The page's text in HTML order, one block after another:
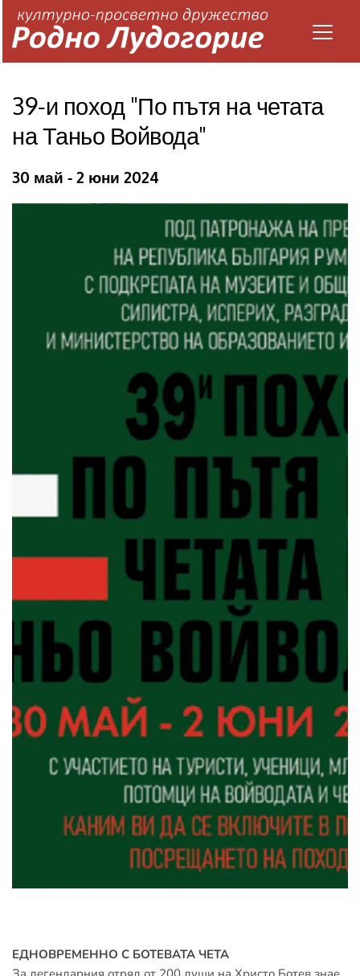
39-и поход "По пътя на четата
на Таньо Войвода"
30 май - 2 юни 2024
ЕДНОВРЕМЕННО С БОТЕВАТА ЧЕТА